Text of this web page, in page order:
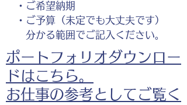
・ご希望納期
・ご予算（未定でも大丈夫です）
分かる範囲でご記入ください。
ポートフォリオダウンロー
ドはこちら。
お仕事の参考としてご覧く